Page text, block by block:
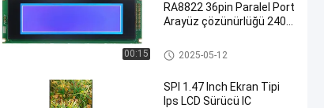
00:15
RA8822 36pin Paralel Port
Arayüz çözünürlüğü 240 *
ile
STN LCD Ekran
2025-05-12
SPI 1.47 Inch Ekran Tipi
Ips LCD Sürücü IC